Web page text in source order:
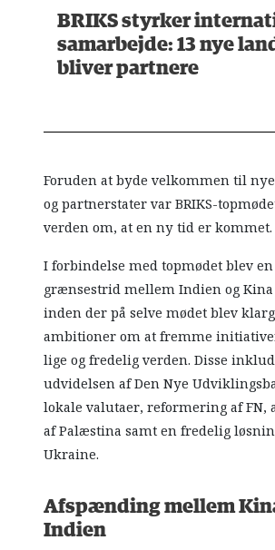
BRIKS styrker
samarbejde: 13 nye
bliver partnere
Foruden at byde velkommen til
og partnerstater var BRIKS-
verden om, at en ny tid er kommet.
I forbindelse med topmødet blev
grænsestrid mellem Indien og
inden der på selve mødet blev
ambitioner om at fremme
lige og fredelig verden. Disse
udvidelsen af Den Nye
lokale valutaer, reformering af FN,
af Palæstina samt en fredelig
Ukraine.
Afspænding mellem
Indien